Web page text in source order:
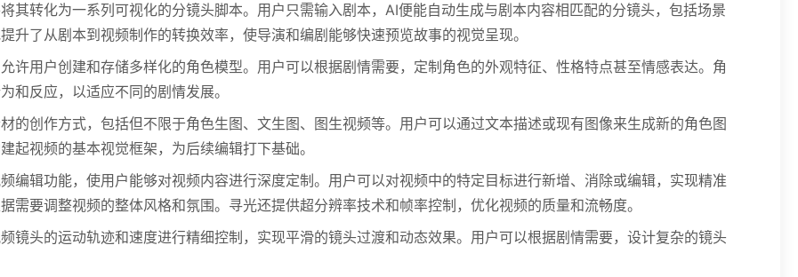
其转化为一系列可视化的分镜头脚本。用户只需输入剧本，AI便能自动生成与剧本内容相匹配的分镜头，包括场景
升了从剧本到视频制作的转换效率，使导演和编剧能够快速预览故事的视觉呈现。
许用户创建和存储多样化的角色模型。用户可以根据剧情需要，定制角色的外观特征、性格特点甚至情感表达。角
和反应，以适应不同的剧情发展。
的创作方式，包括但不限于角色生图、文生图、图生视频等。用户可以通过文本描述或现有图像来生成新的角色图
起视频的基本视觉框架，为后续编辑打下基础。
编辑功能，使用户能够对视频内容进行深度定制。用户可以对视频中的特定目标进行新增、消除或编辑，实现精准
需要调整视频的整体风格和氛围。寻光还提供超分辨率技术和帧率控制，优化视频的质量和流畅度。
镜头的运动轨迹和速度进行精细控制，实现平滑的镜头过渡和动态效果。用户可以根据剧情需要，设计复杂的镜头